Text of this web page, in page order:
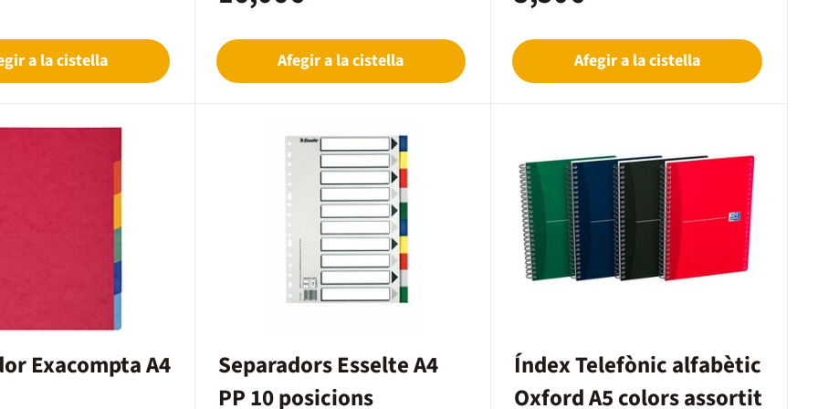
Multitrepant
arxivadors de 2 o 4
/ Usos:Planificació Anual:
de calendaris escolars,
l'estructura de l'arxivador
fulls s'agrupin al fons.
a la cistella Afegir a la cistella Afegir a la cistella
Exacompta A4
Separadors Esselte A4
PP 10 posicions
Índex Telefònic alfabètic
Oxford A5 colors assortit